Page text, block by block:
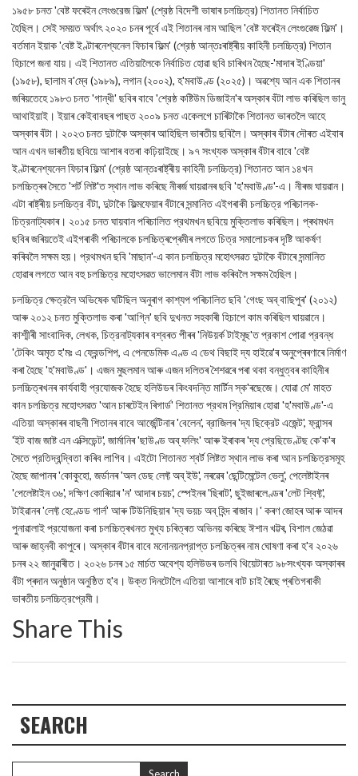
১৯৫৮ চনত 'বেষ্ট ফৰেইন লেংগুরেজ ফিল্ম' (শ্রেষ্ঠ বিদেশী ভাষাৰ চলচ্চিত্র) শিতানত নির্বাচিত
হৈছিল। সেই সময়ত অর্থাৎ ২০২০ চনৰ পূৰ্বে এই শিতানৰ নাম আছিল 'বেষ্ট ফৰেইন লেংগুৱেজ ফিল্ম'।
বর্তমান ইয়াক 'বেষ্ট ইণ্টাৰনেশ্যনেল ফিচাৰ ফিল্ম' (শ্রেষ্ঠ আন্তঃৰাষ্ট্ৰীয় কাহিনী চলচ্চিত্র) শিতান
হিচাপে জনা যায়। এই শিতানত এতিয়ালৈকে নির্বাচিত হোৱা ছবি চাৰিখন হৈছে-'মাদাৰ ইণ্ডিয়া'
(১৯৫৮), ছালাম ব'ম্বে (১৯৮৯), লগান (২০০২), হ'মবাউণ্ড (২০২৫)। অৱশ্যে আন এক শিতানৰ
জৰিয়তেহে ১৯৮৩ চনত 'গান্ধী' ছবিৰ বাবে 'শ্রেষ্ঠ কষ্টিউম ডিজাইন'ৰ অস্কাৰ বঁটা লাভ কৰিছিল ভানু
আথাইয়াই। ইয়াৰ কেইবাবছৰ পাছত ২০০৯ চনত একেলগে চাৰিটাকৈ শিতানত ভাৰতলৈ আহে
অস্কাৰ বঁটা। ২০২৩ চনত দুটাকৈ অস্কাৰ আহিছিল ভাৰতীয় ছবিলৈ। অস্কাৰ বঁটাৰ দৌৰত এইবাৰ
আন এখন ভাৰতীয় ছবিয়ে আশাৰ বতৰা কঢ়িয়াইছে। ৯৭ সংখ্যক অস্কাৰ বঁটাৰ বাবে 'বেষ্ট
ইণ্টাৰনেশ্যনেল ফিচাৰ ফিল্ম' (শ্রেষ্ঠ আন্তঃৰাষ্ট্ৰীয় কাহিনী চলচ্চিত্র) শিতানত আন ১৪খন
চলচ্চিত্ৰৰ সৈতে 'শর্ট লিষ্ট'ত স্থান লাভ কৰিছে নীৰৰ্জ ঘায়ৱানৰ ছবি 'হ'মবাউণ্ড'-এ। নীৰজ ঘায়ৱান।
এটা ৰাষ্ট্ৰীয় চলচ্চিত্র বঁটা, দুটাকৈ ফিল্মফেয়াৰ বঁটাৰে সন্মানিত এইগৰাকী চলচ্চিত্র পৰিচালক-
চিত্রনাট্যকাৰ। ২০১৫ চনত ঘায়বান পৰিচালিত প্রথমখন ছবিয়ে মুক্তিলাভ কৰিছিল। প্ৰথমখন
ছবিৰ জৰিয়তেই এইগৰাকী পৰিচালকে চলচ্চিত্ৰপ্ৰেমীৰ লগতে চিত্র সমালোচকৰ দৃষ্টি আকর্ষণ
কৰিবলৈ সক্ষম হয়। প্রথমখন ছবি 'মাছান'-এ কান চলচ্চিত্র মহোৎসৱত দুটাকৈ বঁটাৰে সন্মানিত
হোৱাৰ লগতে আন বহু চলচ্চিত্র মহোৎসৱত ভালেমান বঁটা লাভ কৰিবলৈ সক্ষম হৈছিল।
চলচ্চিত্র ক্ষেত্রলৈ অভিষেক ঘটিছিল অনুৰাগ কাশ্যপ পৰিচালিত ছবি 'গেংছ অব্ বাছিপুৰ' (২০১২)
আৰু ২০১২ চনত মুক্তিলাভ কৰা 'আগ্নি' ছবি দুখনত সহকাৰী হিচাপে কাম কৰিছিল ঘায়ৱানে।
কাশ্মীৰী সাংবাদিক, লেখক, চিত্রনাট্যকাৰ বশ্বৰত পীৰৰ 'নিউয়র্ক টাইমূছ'ত প্রকাশ পোৱা প্রবন্ধ
'টেকিং অমৃত হ'মঃ এ ফ্রেন্ডশিপ, এ পেনডেমিক এণ্ড এ ডেথ বিছাই দ্য হাইৱে'ৰ অনুপ্ৰেৰণাৰে নিৰ্মাণ
কৰা হৈছে 'হ'মবাউণ্ড'। এজন মুছলমান আৰু এজন দলিতৰ শৈশৱৰে পৰা থকা বন্ধুত্বৰ কাহিনীৰ
চলচ্চিত্ৰখনৰ কার্যবাহী প্রযোজক হৈছে হলিউডৰ কিংবদন্তি মার্টিন স্ক'ৰছেজে। যোৱা মে' মাহত
কান চলচ্চিত্র মহোৎসৱত 'আন চাৰটেইন ৰিগার্ড' শিতানত প্রথম প্রিমিয়াৰ হোৱা 'হ'মবাউণ্ড'-এ
এতিয়া অস্কাৰৰ বাছনী শিতানৰ বাবে আর্জেন্টিনাৰ 'বেলেন', ব্রাজিলৰ 'দ্য ছিক্রেট এজেন্ট', ফ্রান্সৰ
'ইট বাজ জাষ্ট এন এক্সিডেন্ট', জার্মানিৰ 'ছাউণ্ড অব্ ফলিং' আৰু ইৰাকৰ 'দ্য প্রেছিডেণ্টছ কে'ক'ৰ
সৈতে প্রতিদ্বন্দ্বিতা কৰিব লাগিব। এইটো শিতানত শ্বর্ট লিষ্টত স্থান লাভ কৰা আন চলচ্চিত্রসমূহ
হৈছে জাপানৰ 'কোকুহো, জর্ডানৰ 'অল ডেছ লেফ্ট অব্ ইউ', নৰৱেৰ 'ছেন্টিমেন্টেল ভেলু', পেলেষ্টাইনৰ
'পেলেষ্টাইন ৩৬', দক্ষিণ কোৰিয়াৰ 'ন' আদাৰ চয়চ', স্পেইনৰ 'ছিৰাট', ছুইজাৰলেণ্ডৰ 'লেট শ্বিফ্ট',
টাইৱানৰ 'লেফ্ট হেণ্ডেড গার্ল' আৰু টিউনিছিয়াৰ 'দ্য ভয়চ অব্ হিন্দ ৰাজাব।' কৰণ জোহৰ আৰু আদৰ
পুনাৱালাই প্রযোজনা কৰা চলচ্চিত্ৰখনত মুখ্য চৰিত্ৰত অভিনয় কৰিছে ঈশান খট্টৰ, বিশাল জেঠৱা
আৰু জাহ্নবী কাপুৰে। অস্কাৰ বঁটাৰ বাবে মনোনয়নপ্রাপ্ত চলচ্চিত্ৰৰ নাম ঘোষণা কৰা হ'ব ২০২৬
চনৰ ২২ জানুৱাৰীত। ২০২৬ চনৰ ১৫ মাৰ্চত অবেশ্য হলিউডৰ ডলবি থিয়েটাৰত ৯৮সংখ্যক অস্কাৰৰ
বঁটা প্ৰদান অনুষ্ঠান অনুষ্ঠিত হ'ব। উক্ত দিনটোলৈ এতিয়া আশাৰে বাট চাই ৰৈছে প্ৰতিগৰাকী
ভাৰতীয় চলচ্চিত্রপ্রেমী।
Share This
SEARCH